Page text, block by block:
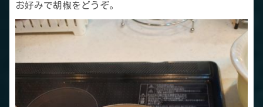
お好みで胡椒をどうぞ。